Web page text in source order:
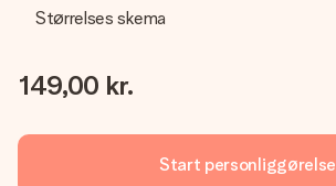
Størrelses skema
149,00 kr.
Start personliggørelse